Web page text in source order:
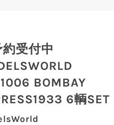
受付中
BOMBAY
6輌SET